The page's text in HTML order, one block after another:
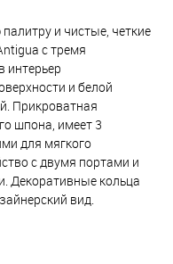
и чистые, четкие
с тремя
и белой
Прикроватная
шпона, имеет 3
для мягкого
с двумя портами и
Декоративные кольца
вид.